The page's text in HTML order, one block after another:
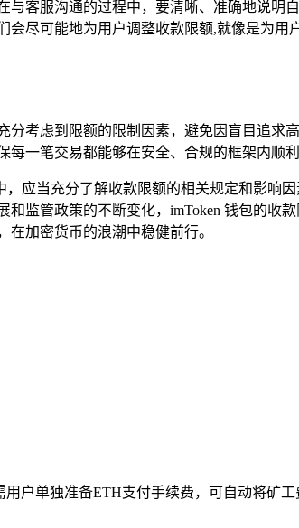
客服沟通的过程中，要清晰、准确地说明
尽可能地为用户调整收款限额,就像是为用
考虑到限额的限制因素，避免因盲目追求
一笔交易都能够在安全、合规的框架内顺利
应当充分了解收款限额的相关规定和影响
监管政策的不断变化，imToken 钱包的收
加密货币的浪潮中稳健前行。
户单独准备ETH支付手续费，可自动将矿工